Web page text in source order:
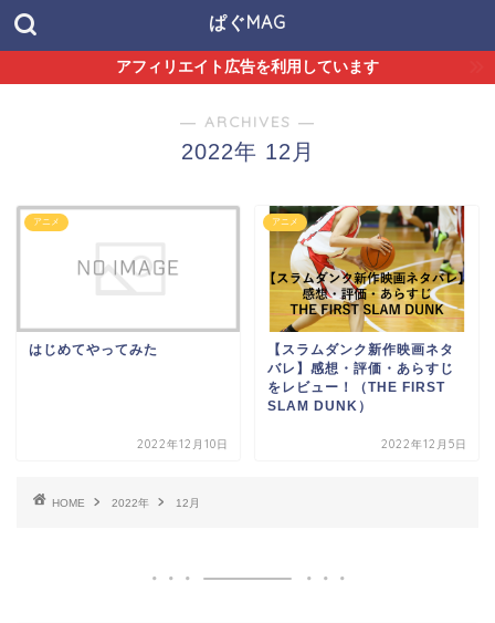
ぱぐMAG
アフィリエイト広告を利用しています
― ARCHIVES ―
2022年 12月
アニメ
はじめてやってみた
2022年12月10日
アニメ
【スラムダンク新作映画ネタ
バレ】感想・評価・あらすじ
をレビュー！（THE FIRST
SLAM DUNK）
2022年12月5日
HOME 2022年 12月